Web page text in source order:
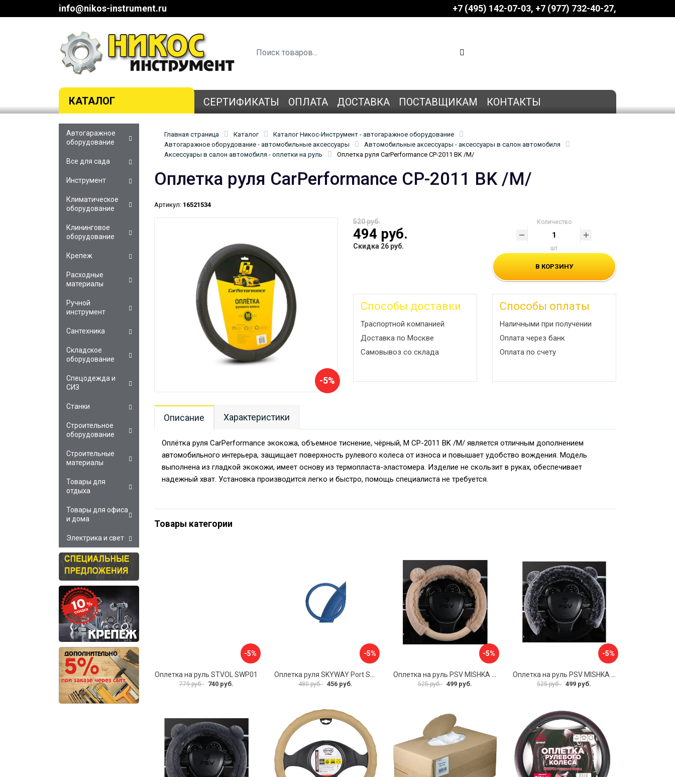
info@nikos-instrument.ru +7 (495) 142-07-03 ‎‎+7 (977) 732-40-27
КАТАЛОГ СЕРТИФИКАТЫ ОПЛАТА ДОСТАВКА ПОСТАВЩИКАМ КОНТАКТЫ
Главная страница Каталог
Каталог Никос-Инструмент - автогаражное оборудование
Автогаражное оборудование - автомобильные аксессуары
Автомобильные аксессуары - аксессуары в салон автомобиля
Аксессуары в салон автомобиля - оплетки на руль
Оплетка руля CarPerformance CP-2011 BK /M/
Оплетка руля CarPerformance CP-2011 BK /M/
Артикул: 16521534
-5%
520 руб.
494 руб.
Скидка 26 руб.
Количество
шт
В КОРЗИНУ
Способы доставки
Траспортной компанией
Доставка по Москве
Самовывоз со склада
Способы оплаты
Наличными при получении
Оплата через банк
Оплата по счету
Описание Характеристики
Оплётка руля CarPerformance экокожа, объемное тиснение, чёрный, М CP-2011 BK /M/ является отличным дополнением
автомобильного интерьера, защищает поверхность рулевого колеса от износа и повышает удобство вождения. Модель
выполнена из гладкой экокожи, имеет основу из термопласта-эластомера. Изделие не скользит в руках, обеспечивает
надежный хват. Установка производится легко и быстро, помощь специалиста не требуется.
Товары категории
-5%
Оплетка на руль STVOL SWP01
779 руб. 740 руб.
-5%
480 руб. 456 руб.
-5%
525 руб. 499 руб.
-5%
525 руб. 499 руб.
Автогаражное
оборудование
Все для сада
Инструмент
Климатическое
оборудование
Клининговое
оборудование
Крепеж
Расходные
материалы
Ручной
инструмент
Сантехника
Складское
оборудование
Спецодежда и
СИЗ
Станки
Строительное
оборудование
Строительные
материалы
Товары для
отдыха
Товары для офиса
и дома
Электрика и свет